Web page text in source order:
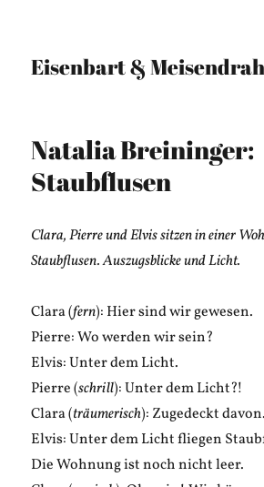
Eisenbart &
Natalia Breininger:
Staubflusen
Clara, Pierre und Elvis sitzen in einer
Staubflusen. Auszugsblicke und Licht.
Clara (fern): Hier sind wir gewesen.
Pierre: Wo werden wir sein?
Elvis: Unter dem Licht.
Pierre (schrill): Unter dem Licht?!
Clara (träumerisch): Zugedeckt davon.
Elvis: Unter dem Licht fliegen
Die Wohnung ist noch nicht leer.